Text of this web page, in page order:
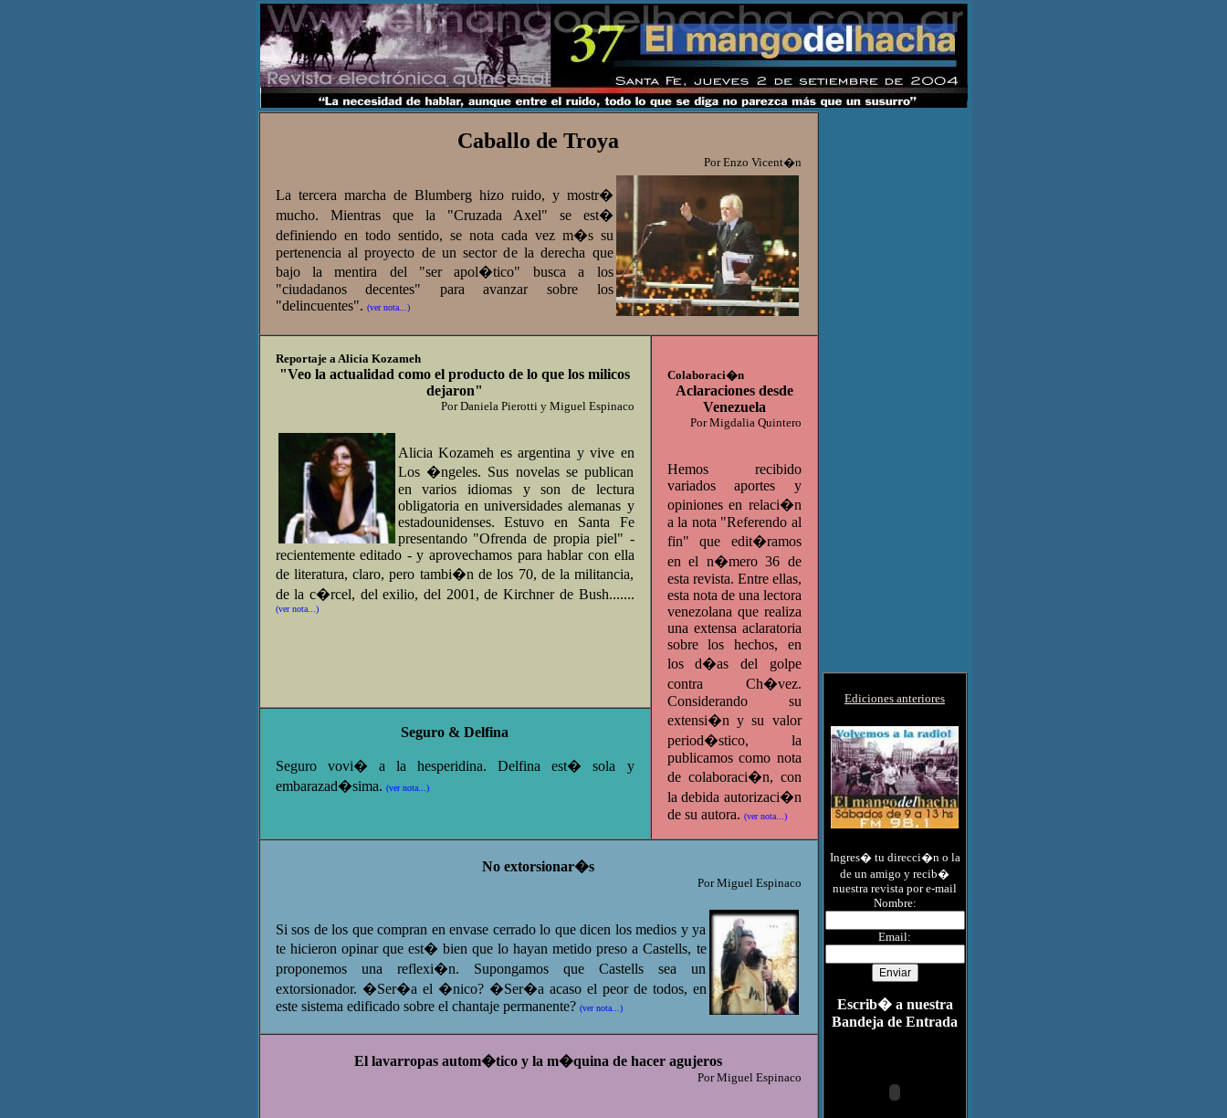
Caballo de Troya
Por Enzo Vicent�n
La tercera marcha de Blumberg hizo ruido, y mostr�
mucho. Mientras que la "Cruzada Axel" se est�
definiendo en todo sentido, se nota cada vez m�s su
pertenencia al proyecto de un sector de la derecha que
bajo la mentira del "ser apol�tico" busca a los
"ciudadanos decentes" para avanzar sobre los
"delincuentes". (ver nota...)
Reportaje a Alicia Kozameh
"Veo la actualidad como el producto de lo que los milicos
dejaron"
Por Daniela Pierotti y Miguel Espinaco
Alicia Kozameh es argentina y vive en
Los �ngeles. Sus novelas se publican
en varios idiomas y son de lectura
obligatoria en universidades alemanas y
estadounidenses. Estuvo en Santa Fe
presentando "Ofrenda de propia piel" -
recientemente editado - y aprovechamos para hablar con ella
de literatura, claro, pero tambi�n de los 70, de la militancia,
de la c�rcel, del exilio, del 2001, de Kirchner de Bush.......
(ver nota...)
Colaboraci�n
Aclaraciones desde
Venezuela
Por Migdalia Quintero
Hemos recibido
variados aportes y
opiniones en relaci�n
a la nota "Referendo al
fin" que edit�ramos
en el n�mero 36 de
esta revista. Entre ellas,
esta nota de una lectora
venezolana que realiza
una extensa aclaratoria
sobre los hechos, en
los d�as del golpe
contra Ch�vez.
Considerando su
extensi�n y su valor
period�stico, la
publicamos como nota
de colaboraci�n, con
la debida autorizaci�n
de su autora. (ver nota...)
Seguro & Delfina
Seguro vovi� a la hesperidina. Delfina est� sola y
embarazad�sima. (ver nota...)
No extorsionar�s
Por Miguel Espinaco
Si sos de los que compran en envase cerrado lo que dicen los medios y ya
te hicieron opinar que est� bien que lo hayan metido preso a Castells, te
proponemos una reflexi�n. Supongamos que Castells sea un
extorsionador. �Ser�a el �nico? �Ser�a acaso el peor de todos, en
este sistema edificado sobre el chantaje permanente? (ver nota...)
El lavarropas autom�tico y la m�quina de hacer agujeros
Por Miguel Espinaco
Ediciones anteriores
Ingres� tu direcci�n o la
de un amigo y recib�
nuestra revista por e-mail
Nombre:
Email:
Escrib� a nuestra
Bandeja de Entrada